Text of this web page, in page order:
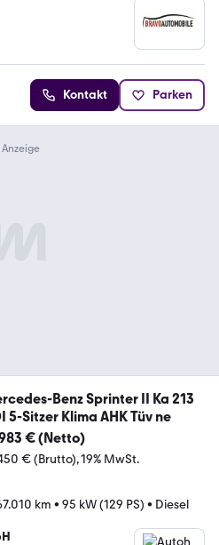
Kontakt Parken
Benz Sprinter II Ka 213
5-Sitzer Klima AHK Tüv ne
€ (Netto)
€ (Brutto) 19% MwSt.
km • 95 kW (129 PS) • Diesel